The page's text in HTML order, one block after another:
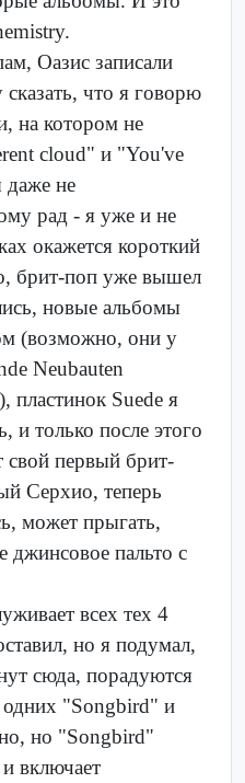
Оазис записали
что я говорю
на котором не
cloud" и "You've
даже не
рад - я уже и не
окажется короткий
брит-поп уже вышел
новые альбомы
(возможно, они у
Neubauten
пластинок Suede я
и только после этого
свой первый брит-
Серхио, теперь
может прыгать,
джинсовое пальто с
всех тех 4
но я подумал,
сюда, порадуются
"Songbird" и
но "Songbird"
включает